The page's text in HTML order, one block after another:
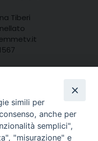
Tiberi
simili per
anche per
semplici",
"misurazione" e